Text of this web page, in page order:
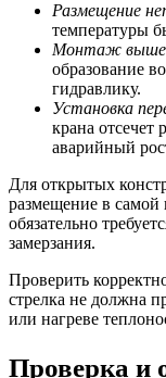
Размещение
температуры
Монтаж выше
образование
гидравлику.
Установка
крана отсечет
аварийный
Для открытых
размещение в самой
обязательно
замерзания.
Проверить
стрелка не должна
или нагреве
Проверка и